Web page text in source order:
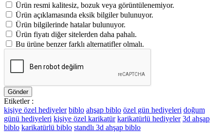
Ürün resmi kalitesiz, bozuk veya görüntülenemiyor.
Ürün açıklamasında eksik bilgiler bulunuyor.
Ürün bilgilerinde hatalar bulunuyor.
Ürün fiyatı diğer sitelerden daha pahalı.
Bu ürüne benzer farklı alternatifler olmalı.
Gönder
Etiketler :
kişiye özel hediyeler biblo ahşap biblo özel gün hediyeleri doğum
günü hediyeleri kişiye özel karikatür karikatürlü hediyeler 3d ahşap
biblo karikatürlü biblo standlı 3d ahşap biblo